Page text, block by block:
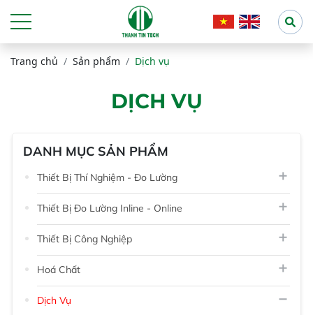
Trang chủ Sản phẩm Dịch vụ
DỊCH VỤ
DANH MỤC SẢN PHẨM
Thiết Bị Thí Nghiệm - Đo Lường
Thiết Bị Đo Lường Inline - Online
Thiết Bị Công Nghiệp
Hoá Chất
Dịch Vụ